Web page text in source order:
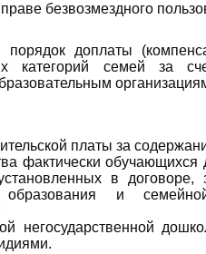
безвозмездного
доплаты
категорий семей за
платы за
фактически обучающихся
в договоре,
и семейной
негосударственной